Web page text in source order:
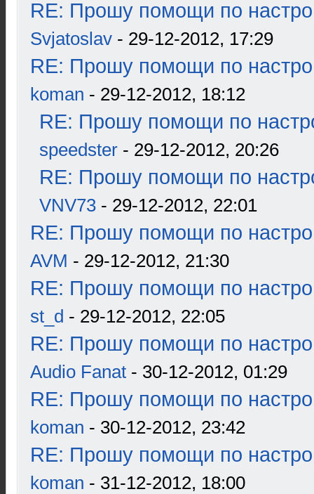
RE: Прошу помощи по
Svjatoslav - 29-12-2012, 17:29
RE: Прошу помощи по
koman - 29-12-2012, 18:12
RE: Прошу помощи по
speedster - 29-12-2012, 20:26
RE: Прошу помощи по
VNV73 - 29-12-2012, 22:01
RE: Прошу помощи по
AVM - 29-12-2012, 21:30
RE: Прошу помощи по
st_d - 29-12-2012, 22:05
RE: Прошу помощи по
Audio Fanat - 30-12-2012, 01:29
RE: Прошу помощи по
koman - 30-12-2012, 23:42
RE: Прошу помощи по
koman - 31-12-2012, 18:00